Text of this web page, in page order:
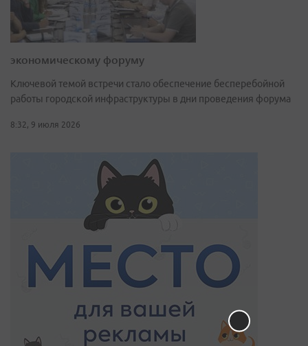
экономическому форуму
Ключевой темой встречи стало обеспечение бесперебойной
работы городской инфраструктуры в дни проведения форума
8:32, 9 июля 2026